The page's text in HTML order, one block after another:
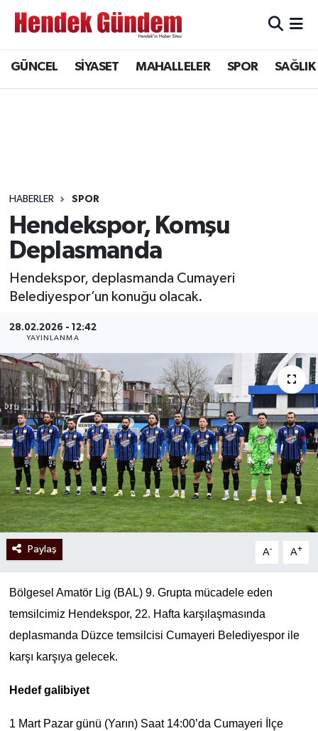
GÜNCEL SİYASET MAHALLELER SPOR SAĞLIK
HABERLER SPOR
Hendekspor, Komşu
Deplasmanda
Hendekspor, deplasmanda Cumayeri
Belediyespor’un konuğu olacak.
28.02.2026 - 12:42
YAYINLANMA
Paylaş A- A+
Bölgesel Amatör Lig (BAL) 9. Grupta mücadele eden
temsilcimiz Hendekspor, 22. Hafta karşılaşmasında
deplasmanda Düzce temsilcisi Cumayeri Belediyespor ile
karşı karşıya gelecek.
Hedef galibiyet
1 Mart Pazar günü (Yarın) Saat 14:00’da Cumayeri İlçe
Sakarya Hava Durumu
Süper Lig Puan Durumu ve Fikstür
Tüm Manşetler
Son Dakika Haberleri
Haber Arşivi